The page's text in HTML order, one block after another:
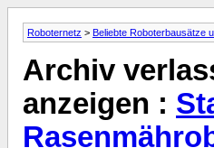
Roboternetz > Beliebte Roboterbausätze
Archiv
anzeigen :